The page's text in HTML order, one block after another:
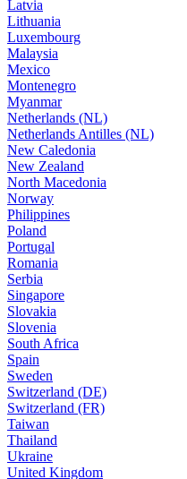
Latvia
Lithuania
Luxembourg
Malaysia
Mexico
Montenegro
Myanmar
Netherlands (NL)
Netherlands Antilles (NL)
New Caledonia
New Zealand
North Macedonia
Norway
Philippines
Poland
Portugal
Romania
Serbia
Singapore
Slovakia
Slovenia
South Africa
Spain
Sweden
Switzerland (DE)
Switzerland (FR)
Taiwan
Thailand
Ukraine
United Kingdom